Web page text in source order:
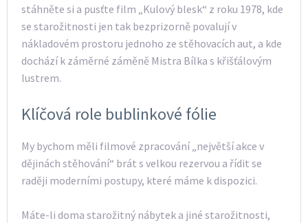
stáhněte si a pusťte film „Kulový blesk“ z roku 1978, kde
se starožitnosti jen tak bezprizorně povalují v
nákladovém prostoru jednoho ze stěhovacích aut, a kde
dochází k záměrné záměně Mistra Bílka s křišťálovým
lustrem.
Klíčová role bublinkové fólie
My bychom měli filmové zpracování „největší akce v
dějinách stěhování“ brát s velkou rezervou a řídit se
raději moderními postupy, které máme k dispozici.
Máte-li doma starožitný nábytek a jiné starožitnosti,